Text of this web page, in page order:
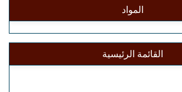
المواد
القائمة الرئيسية